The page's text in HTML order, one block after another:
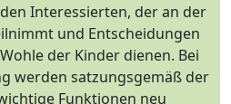
Interessierten, der an der
und Entscheidungen
der Kinder dienen. Bei
werden satzungsgemäß der
Funktionen neu